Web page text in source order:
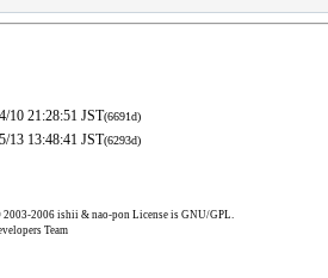
10 21:28:51 JST(6691d)
13 13:48:41 JST(6293d)
2006 ishii & nao-pon License is GNU/GPL.
Team